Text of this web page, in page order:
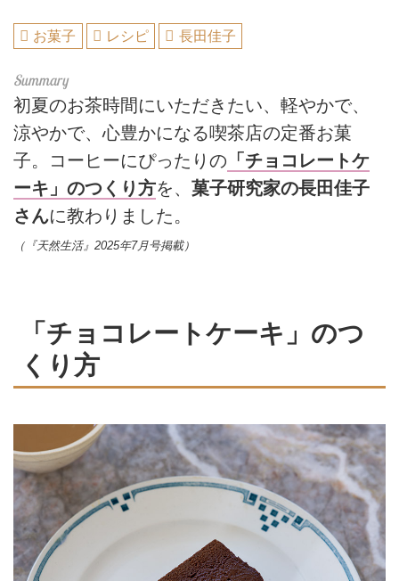
お菓子 レシピ 長田佳子
初夏のお茶時間にいただきたい、軽やかで、
涼やかで、心豊かになる喫茶店の定番お菓
子。コーヒーにぴったりの 「チョコレートケ
ーキ」のつくり方を、 菓子研究家の長田佳子
さんに教わりました。
（『天然生活』2025年7月号掲載）
「チョコレートケーキ」のつ
くり方